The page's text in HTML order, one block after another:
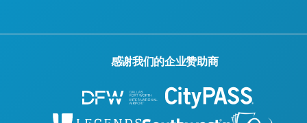
感谢我们的企业赞助商